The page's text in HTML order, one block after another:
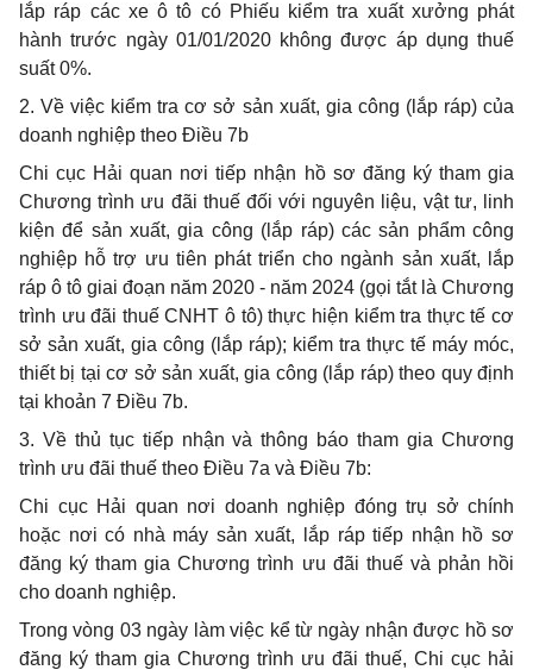
lắp ráp các xe ô tô có Phiếu kiểm tra xuất xưởng phát
hành trước ngày 01/01/2020 không được áp dụng thuế
suất 0%.
2. Về việc kiểm tra cơ sở sản xuất, gia công (lắp ráp) của
doanh nghiệp theo Điều 7b
Chi cục Hải quan nơi tiếp nhận hồ sơ đăng ký tham gia
Chương trình ưu đãi thuế đối với nguyên liệu, vật tư, linh
kiện để sản xuất, gia công (lắp ráp) các sản phẩm công
nghiệp hỗ trợ ưu tiên phát triển cho ngành sản xuất, lắp
ráp ô tô giai đoạn năm 2020 - năm 2024 (gọi tắt là Chương
trình ưu đãi thuế CNHT ô tô) thực hiện kiểm tra thực tế cơ
sở sản xuất, gia công (lắp ráp); kiểm tra thực tế máy móc,
thiết bị tại cơ sở sản xuất, gia công (lắp ráp) theo quy định
tại khoản 7 Điều 7b.
3. Về thủ tục tiếp nhận và thông báo tham gia Chương
trình ưu đãi thuế theo Điều 7a và Điều 7b:
Chi cục Hải quan nơi doanh nghiệp đóng trụ sở chính
hoặc nơi có nhà máy sản xuất, lắp ráp tiếp nhận hồ sơ
đăng ký tham gia Chương trình ưu đãi thuế và phản hồi
cho doanh nghiệp.
Trong vòng 03 ngày làm việc kể từ ngày nhận được hồ sơ
đăng ký tham gia Chương trình ưu đãi thuế, Chi cục hải